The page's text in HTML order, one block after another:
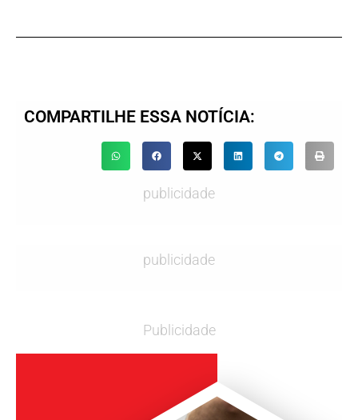
COMPARTILHE ESSA NOTÍCIA:
publicidade
publicidade
Publicidade